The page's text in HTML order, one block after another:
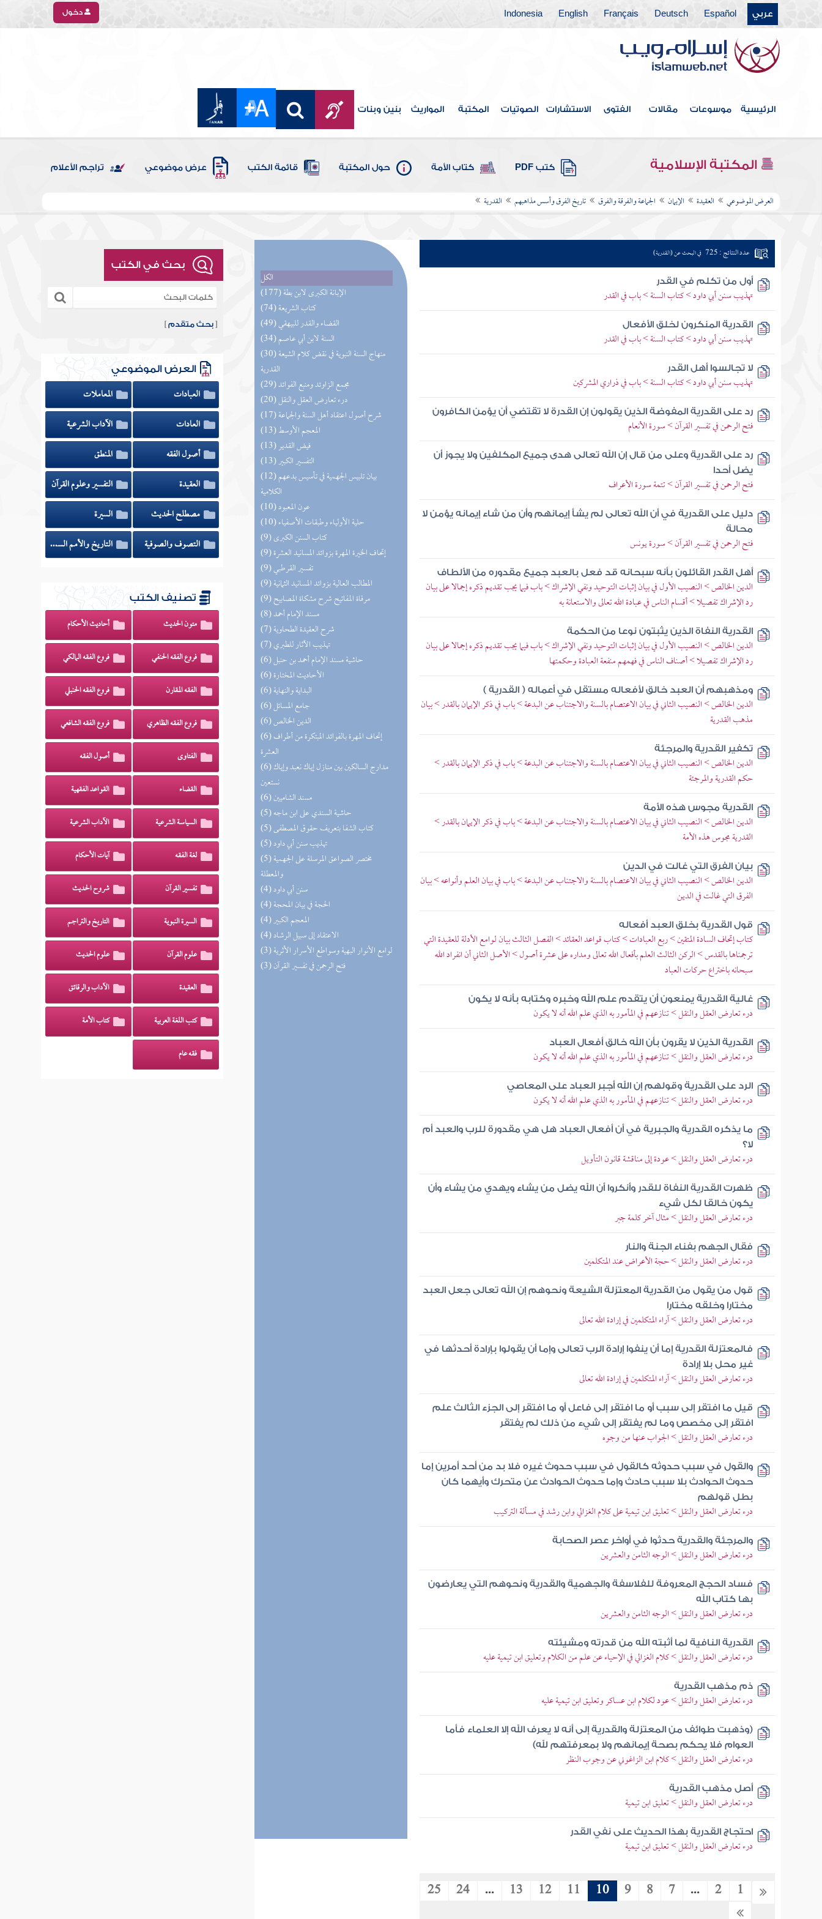
عربي Español
Deutsch
Français
English
Indonesia دخول
الرئيسية موسوعات مقالات الفتوى الاستشارات الصوتيات المكتبة المواريث بنين وبنات
المكتبة الإسلامية كتب PDF كتاب الأمة حول المكتبة قائمة الكتب عرض موضوعي تراجم الأعلام
العرض الموضوعي العقيدة الإيمان الجماعة والفرقة والفرق تاريخ الفرق وأسس مذاهبهم القدرية
الكل
(177) الإبانة الكبرى لابن بطة
(74) كتاب الشريعة
(49) القضاء والقدر للبيهقي
(34) السنة لابن أبي عاصم
(30) منهاج السنة النبوية في نقض كلام الشيعة
القدرية
(29) مجمع الزاوئد ومنبع الفوائد
(20) درء تعارض العقل والنقل
(17) شرح أصول اعتقاد أهل السنة والجماعة
(13) المعجم الأوسط
(13) فيض القدير
(13) التفسير الكبير
(12) بيان تلبيس الجهمية في تأسيس بدعهم
الكلامية
(10) عون المعبود
(10) حلية الأولياء وطبقات الأصفياء
(9) كتاب السنن الكبرى
(9) إتحاف الخيرة المهرة بزوائد المسانيد العشرة
(9) تفسير القرطبي
(9) المطالب العالية بزوائد المسانيد الثمانية
(9) مرقاة المفاتيح شرح مشكاة المصابيح
(8) مسند الإمام أحمد
(7) شرح العقيدة الطحاوية
(7) تهذيب الآثار للطبري
(6) حاشية مسند الإمام أحمد بن حنبل
(6) الأحاديث المختارة
(6) البداية والنهاية
(6) جامع المسائل
(6) الدين الخالص
(6) إتحاف المهرة بالفوائد المبتكرة من أطراف
العشرة
(6) مدارج السالكين بين منازل إياك نعبد وإياك
نستعين
(6) مسند الشاميين
(5) حاشية السندي على ابن ماجه
(5) كتاب الشفا بتعريف حقوق المصطفى
(5) تهذيب سنن أبي داود
(5) مختصر الصواعق المرسلة على الجهمية
والمعطلة
(4) سنن أبي داود
(4) الحجة في بيان المحجة
(4) المعجم الكبير
(4) الاعتقاد إلى سبيل الرشاد
(3) لوامع الأنوار البهية وسواطع الأسرار الأثرية
(3) فتح الرحمن في تفسير القرآن
عدد النتائج : 725 في البحث عن (القدرية)
أول من تكلم في القدر
تهذيب سنن أبي داود > كتاب السنة > باب في القدر
القدرية المنكرون لخلق الأفعال
تهذيب سنن أبي داود > كتاب السنة > باب في القدر
لا تجالسوا أهل القدر
تهذيب سنن أبي داود > كتاب السنة > باب في ذراري المشركين
رد على القدرية المفوضة الذين يقولون إن القدرة لا تقتضي أن يؤمن الكافرون
فتح الرحمن في تفسير القرآن > سورة الأنعام
رد على القدرية وعلى من قال إن الله تعالى هدى جميع المكلفين ولا يجوز أن
يضل أحدا
فتح الرحمن في تفسير القرآن > تتمة سورة الأعراف
دليل على القدرية في أن الله تعالى لم يشأ إيمانهم وأن من شاء إيمانه يؤمن لا
محالة
فتح الرحمن في تفسير القرآن > سورة يونس
أهل القدر القائلون بأنه سبحانه قد فعل بالعبد جميع مقدوره من الألطاف
الدين الخالص > النصيب الأول في بيان إثبات التوحيد ونفي الإشراك > باب فيما يجب تقديم ذكره إجمالا على بيان
رد الإشراك تفصيلا > أقسام الناس في عبادة الله تعالى والاستعانة به
القدرية النفاة الذين يثبتون نوعا من الحكمة
الدين الخالص > النصيب الأول في بيان إثبات التوحيد ونفي الإشراك > باب فيما يجب تقديم ذكره إجمالا على بيان
رد الإشراك تفصيلا > أصناف الناس في فهمهم منفعة العبادة وحكمتها
ومذهبهم أن العبد خالق لأفعاله مستقل في أعماله ( القدرية )
الدين الخالص > النصيب الثاني في بيان الاعتصام بالسنة والاجتناب عن البدعة > باب في ذكر الإيمان بالقدر > بيان
مذهب القدرية
تكفير القدرية والمرجئة
الدين الخالص > النصيب الثاني في بيان الاعتصام بالسنة والاجتناب عن البدعة > باب في ذكر الإيمان بالقدر >
حكم القدرية والمرجئة
القدرية مجوس هذه الأمة
الدين الخالص > النصيب الثاني في بيان الاعتصام بالسنة والاجتناب عن البدعة > باب في ذكر الإيمان بالقدر >
القدرية مجوس هذه الأمة
بيان الفرق التي غالت في الدين
الدين الخالص > النصيب الثاني في بيان الاعتصام بالسنة والاجتناب عن البدعة > باب في بيان العلم وأنواعه > بيان
الفرق التي غالت في الدين
قول القدرية بخلق العبد أفعاله
كتاب إتحاف السادة المتقين > ربع العبادات > كتاب قواعد العقائد > الفصل الثالث بيان لوامع الأدلة للعقيدة التي
ترجمناها بالقدس > الركن الثالث العلم بأفعال الله تعالى ومداره على عشرة أصول > الأصل الثاني أن انفراد الله
سبحانه باختراع حركات العباد
غالية القدرية يمنعون أن يتقدم علم الله وخبره وكتابه بأنه لا يكون
درء تعارض العقل والنقل > تنازعهم في المأمور به الذي علم الله أنه لا يكون
القدرية الذين لا يقرون بأن الله خالق أفعال العباد
درء تعارض العقل والنقل > تنازعهم في المأمور به الذي علم الله أنه لا يكون
الرد على القدرية وقولهم إن الله أجبر العباد على المعاصي
درء تعارض العقل والنقل > تنازعهم في المأمور به الذي علم الله أنه لا يكون
ما يذكره القدرية والجبرية في أن أفعال العباد هل هي مقدورة للرب والعبد أم
لا؟
درء تعارض العقل والنقل > عودة إلى مناقشة قانون التأويل
ظهرت القدرية النفاة للقدر وأنكروا أن الله يضل من يشاء ويهدي من يشاء وأن
يكون خالقا لكل شيء
درء تعارض العقل والنقل > مثال آخر كلمة جبر
فقال الجهم بفناء الجنة والنار
درء تعارض العقل والنقل > حجة الأعراض عند المتكلمين
قول من يقول من القدرية المعتزلة الشيعة ونحوهم إن الله تعالى جعل العبد
مختارا وخلقه مختارا
درء تعارض العقل والنقل > آراء المتكلمين في إرادة الله تعالى
فالمعتزلة القدرية إما أن ينفوا إرادة الرب تعالى وإما أن يقولوا بإرادة أحدثها في
غير محل بلا إرادة
درء تعارض العقل والنقل > آراء المتكلمين في إرادة الله تعالى
قيل ما افتقر إلى سبب أو ما افتقر إلى فاعل أو ما افتقر إلى الجزء الثالث علم
افتقر إلى مخصص وما لم يفتقر إلى شيء من ذلك لم يفتقر
درء تعارض العقل والنقل > الجواب عنها من وجوه
والقول في سبب حدوثه كالقول في سبب حدوث غيره فلا بد من أحد أمرين إما
حدوث الحوادث بلا سبب حادث وإما حدوث الحوادث عن متحرك وأيهما كان
بطل قولهم
درء تعارض العقل والنقل > تعليق ابن تيمية على كلام الغزالي وابن رشد في مسألة التركيب
والمرجئة والقدرية حدثوا في أواخر عصر الصحابة
درء تعارض العقل والنقل > الوجه الثامن والعشرين
فساد الحجج المعروفة للفلاسفة والجهمية والقدرية ونحوهم التي يعارضون
بها كتاب الله
درء تعارض العقل والنقل > الوجه الثامن والعشرين
القدرية النافية لما أثبته الله من قدرته ومشيئته
درء تعارض العقل والنقل > كلام الغزالي في الإحياء عن علم من الكلام وتعليق ابن تيمية عليه
ذم مذهب القدرية
درء تعارض العقل والنقل > عود لكلام ابن عساكر وتعليق ابن تيمية عليه
(وذهبت طوائف من المعتزلة والقدرية إلى أنه لا يعرف الله إلا العلماء فأما
العوام فلا يحكم بصحة إيمانهم ولا بمعرفتهم لله)
درء تعارض العقل والنقل > كلام ابن الزاغوني عن وجوب النظر
أصل مذهب القدرية
درء تعارض العقل والنقل > تعليق ابن تيمية
احتجاج القدرية بهذا الحديث على نفي القدر
درء تعارض العقل والنقل > تعليق ابن تيمية
1
2
...
7
8
9
10
11
12
13
...
24
25
بحث في الكتب
[بحث متقدم ]
العرض الموضوعي
العبادات
المعاملات
العادات
الآداب الشرعية
أصول الفقه
المنطق
العقيدة
التفسير وعلوم القرآن
مصطلح الحديث
السيرة
التصوف والصوفية
التاريخ والأمم السابقة
تصنيف الكتب
متون الحديث أحاديث الأحكام
فروع الفقه الحنفي فروع الفقه المالكي
الفقه المقارن فروع الفقه الحنبلي
فروع الفقه الظاهري فروع الفقه الشافعي
الفتاوى أصول الفقه
القضاء القواعد الفقهية
السياسة الشرعية الآداب الشرعية
لغة الفقه آيات الأحكام
تفسير القرآن شروح الحديث
السيرة النبوية التاريخ والتراجم
علوم القرآن علوم الحديث
العقيدة الآداب والرقائق
كتب اللغة العربية كتاب الأمة
فقه عام